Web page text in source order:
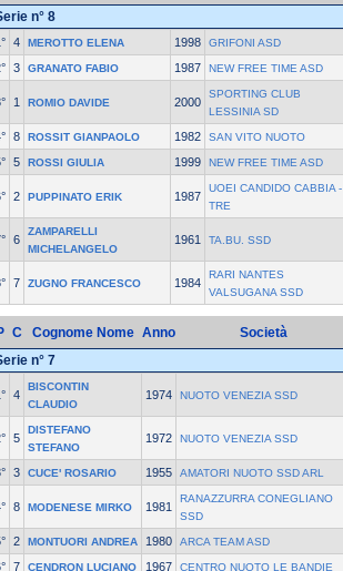
n° 8
4 MEROTTO ELENA 1998 GRIFONI ASD
3 GRANATO FABIO 1987 NEW FREE TIME ASD
1 ROMIO DAVIDE 2000
SPORTING CLUB
LESSINIA SD
8 ROSSIT GIANPAOLO 1982 SAN VITO NUOTO
5 ROSSI GIULIA 1999 NEW FREE TIME ASD
2 PUPPINATO ERIK 1987
UOEI CANDIDO CABBIA -
TRE
6
ZAMPARELLI
MICHELANGELO
1961 TA.BU. SSD
7 ZUGNO FRANCESCO 1984
RARI NANTES
VALSUGANA SSD
C Cognome Nome Anno Società
n° 7
4
BISCONTIN
CLAUDIO
1974 NUOTO VENEZIA SSD
5
DISTEFANO
STEFANO
1972 NUOTO VENEZIA SSD
3 CUCE' ROSARIO 1955 AMATORI NUOTO SSD ARL
8 MODENESE MIRKO 1981
RANAZZURRA CONEGLIANO
SSD
2 MONTUORI ANDREA 1980 ARCA TEAM ASD
7 CENDRON LUCIANO 1967 CENTRO NUOTO LE BANDIE